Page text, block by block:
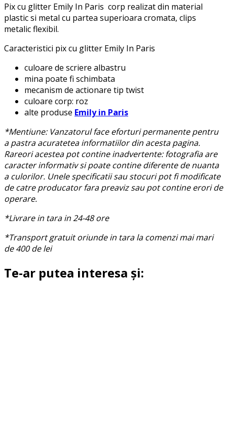
Pix cu glitter Emily In Paris corp realizat din material
plastic si metal cu partea superioara cromata, clips
metalic flexibil.
Caracteristici pix cu glitter Emily In Paris
culoare de scriere albastru
mina poate fi schimbata
mecanism de actionare tip twist
culoare corp: roz
alte produse Emily in Paris
*Mentiune: Vanzatorul face eforturi permanente pentru
a pastra acuratetea informatiilor din acesta pagina.
Rareori acestea pot contine inadvertente: fotografia are
caracter informativ si poate contine diferente de nuanta
a culorilor. Unele specificatii sau stocuri pot fi modificate
de catre producator fara preaviz sau pot contine erori de
operare.
*Livrare in tara in 24-48 ore
*Transport gratuit oriunde in tara la comenzi mai mari
de 400 de lei
Te-ar putea interesa și: